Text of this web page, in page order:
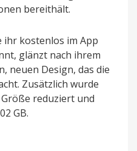
bereithält.
ihr kostenlos im App
glänzt nach ihrem
neuen Design, das die
Zusätzlich wurde
reduziert und
GB.